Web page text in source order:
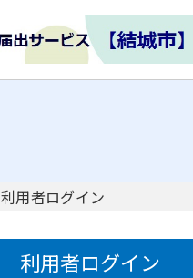
利用者ログイン
利用者ログイン